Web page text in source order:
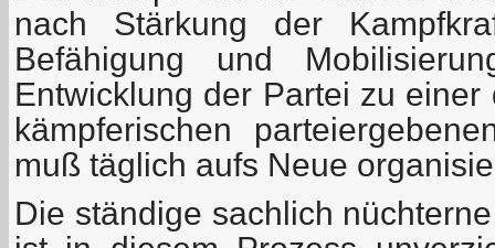
nach Stärkung der
Befähigung und
Entwicklung der Partei zu
kämpferischen
muß täglich aufs Neue
Die ständige sachlich